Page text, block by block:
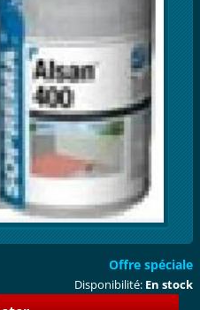
Offre spéciale
Disponibilité: En stock